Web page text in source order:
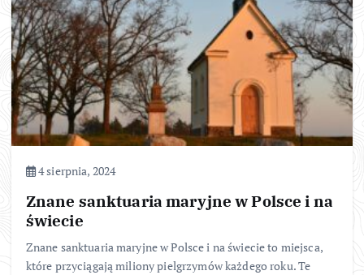
4 sierpnia, 2024
Znane sanktuaria maryjne w Polsce i na
świecie
Znane sanktuaria maryjne w Polsce i na świecie to miejsca,
które przyciągają miliony pielgrzymów każdego roku. Te